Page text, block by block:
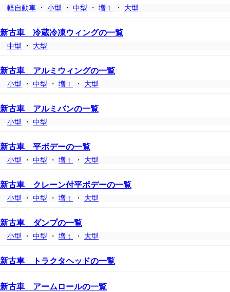
軽自動車 ・ 小型 ・ 中型 ・ 増ｔ ・ 大型
新古車 冷蔵冷凍ウィングの一覧
中型 ・ 大型
新古車 アルミウィングの一覧
小型 ・ 中型 ・ 増ｔ ・ 大型
新古車 アルミバンの一覧
小型 ・ 中型
新古車 平ボデーの一覧
小型 ・ 中型 ・ 増ｔ ・ 大型
新古車 クレーン付平ボデーの一覧
小型 ・ 中型 ・ 増ｔ ・ 大型
新古車 ダンプの一覧
小型 ・ 中型 ・ 増ｔ ・ 大型
新古車 トラクタヘッドの一覧
新古車 アームロールの一覧